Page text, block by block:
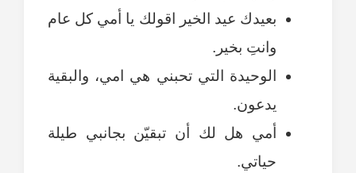
بعيدك عيد الخير اقولك يا أمي كل عام
وانتِ بخير.
الوحيدة التي تحبني هي امي، والبقية
يدعون.
أمي هل لك أن تبقيّن بجانبي طيلة
حياتي.